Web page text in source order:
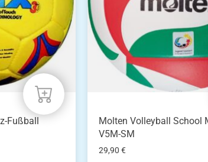
Fußball
Molten Volleyball School
V5M-SM
29,90€